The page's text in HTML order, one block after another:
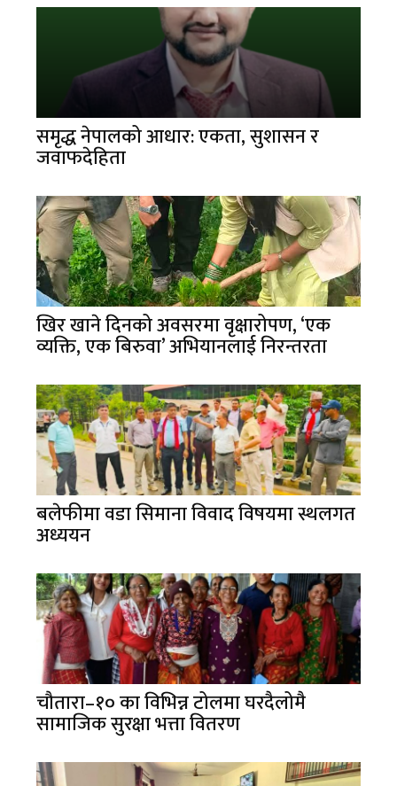
समृद्ध नेपालको आधार: एकता, सुशासन र
जवाफदेहिता
खिर खाने दिनको अवसरमा वृक्षारोपण, ‘एक
व्यक्ति, एक बिरुवा’ अभियानलाई निरन्तरता
बलेफीमा वडा सिमाना विवाद विषयमा स्थलगत
अध्ययन
चौतारा–१० का विभिन्न टोलमा घरदैलोमै
सामाजिक सुरक्षा भत्ता वितरण